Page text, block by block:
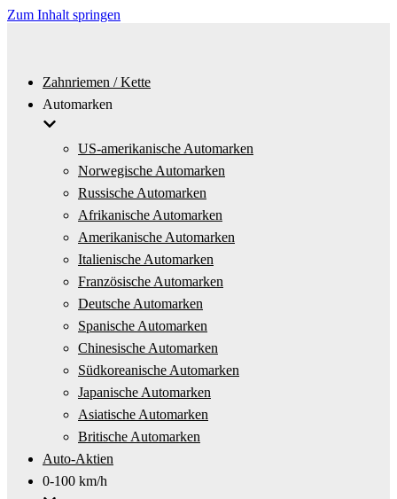
Zum Inhalt springen
Zahnriemen / Kette
Automarken
US-amerikanische Automarken
Norwegische Automarken
Russische Automarken
Afrikanische Automarken
Amerikanische Automarken
Italienische Automarken
Französische Automarken
Deutsche Automarken
Spanische Automarken
Chinesische Automarken
Südkoreanische Automarken
Japanische Automarken
Asiatische Automarken
Britische Automarken
Auto-Aktien
0-100 km/h